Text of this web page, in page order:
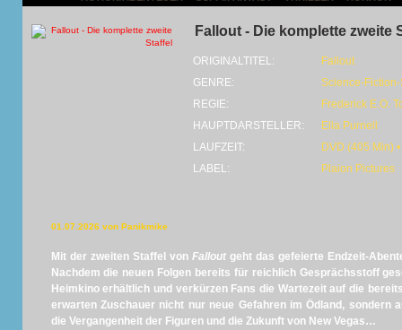
Fallout - Die komplette zweite
ORIGINALTITEL:
Fallout
GENRE:
Science-
REGIE:
Frederick E.O.
HAUPTDARSTELLER:
Ella Purnell
LAUFZEIT:
DVD (405 Min)
LABEL:
Plaion Pictures
01.07.2026 von Panikmike
Mit der zweiten Staffel von Falloutgeht das gefeierte Endzeit-
Nachdem die neuen Folgen bereits für reichlich Gesprächsstoff
Heimkino erhältlich und verkürzen Fans die Wartezeit auf die
erwarten Zuschauer nicht nur neue Gefahren im Ödland, sondern
die Vergangenheit der Figuren und die Zukunft von New Vegas…